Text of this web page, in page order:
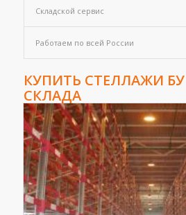
Складской сервис
Работаем по всей России
КУПИТЬ СТЕЛЛАЖИ
СКЛАДА